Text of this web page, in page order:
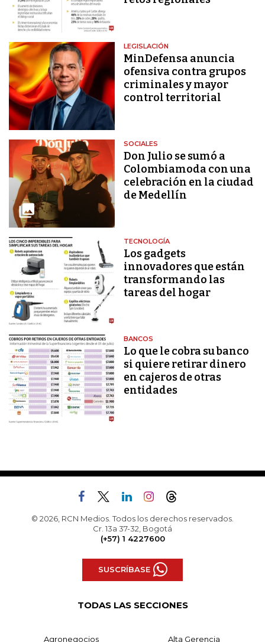
LEGISLACIÓN
MinDefensa anuncia
ofensiva contra grupos
criminales y mayor
control territorial
SOCIALES
Don Julio se sumó a
Colombiamoda con una
celebración en la ciudad
de Medellín
TECNOLOGÍA
Los gadgets
innovadores que están
transformando las
tareas del hogar
BANCOS
Lo que le cobra su banco
si quiere retirar dinero
en cajeros de otras
entidades
© 2026, RCN Medios. Todos los derechos reservados.
Cr. 13a 37-32, Bogotá
(+57) 1 4227600
SUSCRÍBASE
TODAS LAS SECCIONES
Agronegocios Alta Gerencia